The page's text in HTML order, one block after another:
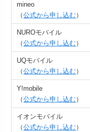
mineo
（公式から申し込む）
NUROモバイル
（公式から申し込む）
UQモバイル
（公式から申し込む）
Y!mobile
（公式から申し込む）
イオンモバイル
（公式から申し込む）